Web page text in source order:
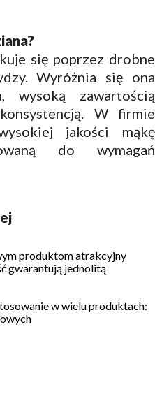
się poprzez drobne
Wyróżnia się ona
wysoką zawartością
W firmie
jakości mąkę
do wymagań
produktom atrakcyjny
gwarantują jednolitą
w wielu produktach: